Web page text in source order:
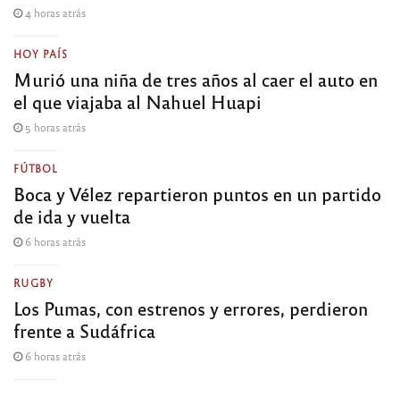
4 horas atrás
HOY PAÍS
Murió una niña de tres años al caer el auto en
el que viajaba al Nahuel Huapi
5 horas atrás
FÚTBOL
Boca y Vélez repartieron puntos en un partido
de ida y vuelta
6 horas atrás
RUGBY
Los Pumas, con estrenos y errores, perdieron
frente a Sudáfrica
6 horas atrás